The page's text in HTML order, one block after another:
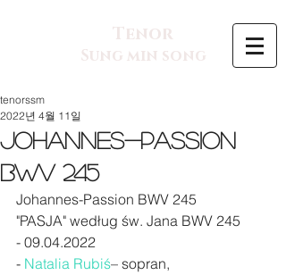
Tenor
Sung min song
Johannes-Passion
BWV 245
tenorssm
2022년 4월 11일
Johannes-Passion BWV 245
"PASJA" według św. Jana BWV 245
- 09.04.2022
- Natalia Rubiś– sopran,